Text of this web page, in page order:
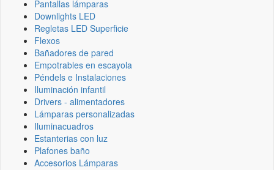
Pantallas lámparas
Downlights LED
Regletas LED Superficie
Flexos
Bañadores de pared
Empotrables en escayola
Péndels e Instalaciones
Iluminación infantil
Drivers - alimentadores
Lámparas personalizadas
Iluminacuadros
Estanterias con luz
Plafones baño
Accesorios Lámparas